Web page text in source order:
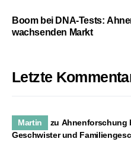
Boom bei DNA-Tests:
wachsenden Markt
Letzte
Martin zu Ahnenforschung
Geschwister und